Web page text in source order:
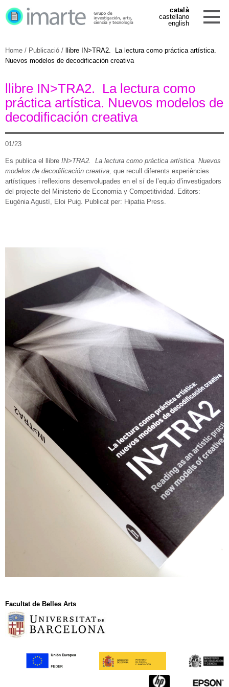
català
castellano
english
Home / Publicació / llibre IN>TRA2. La lectura como práctica artística.
Nuevos modelos de decodificación creativa
llibre IN>TRA2. La lectura como
práctica artística. Nuevos modelos de
decodificación creativa
01/23
Es publica el llibre IN>TRA2. La lectura como práctica artística. Nuevos
modelos de decodificación creativa, que recull diferents experiències
artístiques i reflexions desenvolupades en el sí de l’equip d’investigadors
del projecte del Ministerio de Economia y Competitividad. Editors:
Eugènia Agustí, Eloi Puig. Publicat per: Hipatia Press.
Facultat de Belles Arts